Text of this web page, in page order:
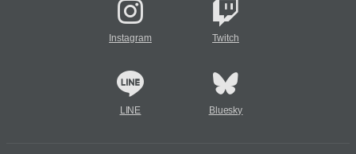
Instagram Twitch
LINE Bluesky